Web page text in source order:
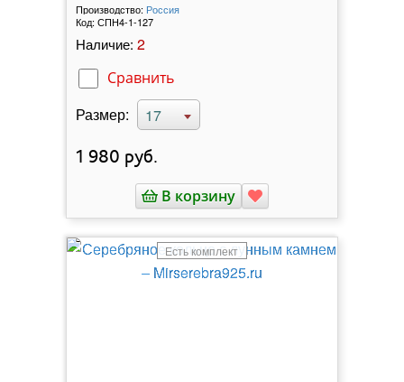
Производство: Россия
Код: СПН4-1-127
Наличие: 2
Сравнить
Размер: 17
1 980 руб.
В корзину
Есть комплект